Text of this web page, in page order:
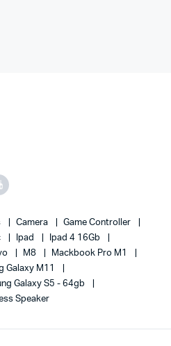
Camera
Game Controller
Ipad
Ipad 4 16Gb
M8
Mackbook Pro M1
Galaxy M11
Galaxy S5 - 64gb
Speaker